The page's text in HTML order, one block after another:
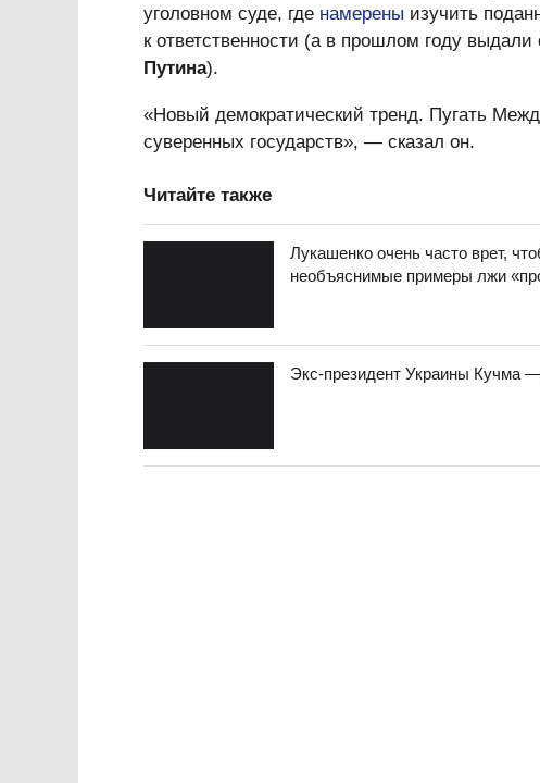
уголовном суде, где намерены изучить
к ответственности (а в прошлом году
Путина).
«Новый демократический тренд. Пугать
суверенных государств», — сказал он.
Читайте также
Лукашенко очень часто врет,
необъяснимые примеры лжи
Экс-президент Украины Кучма